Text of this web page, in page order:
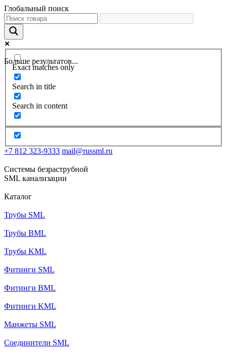
Глобальный поиск
Больше результатов...
Exact matches only
Search in title
Search in content
+7 812 323-9333 mail@russml.ru
Системы безраструбной
SML канализации
Каталог
Трубы SML
Трубы BML
Трубы KML
Фитинги SML
Фитинги BML
Фитинги KML
Манжеты SML
Соединители SML